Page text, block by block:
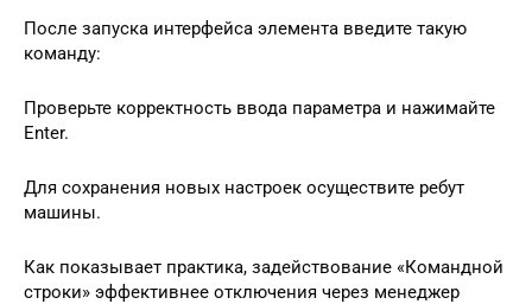
После запуска интерфейса элемента введите такую
команду:
Проверьте корректность ввода параметра и нажимайте
Enter.
Для сохранения новых настроек осуществите ребут
машины.
Как показывает практика, задействование «Командной
строки» эффективнее отключения через менеджер